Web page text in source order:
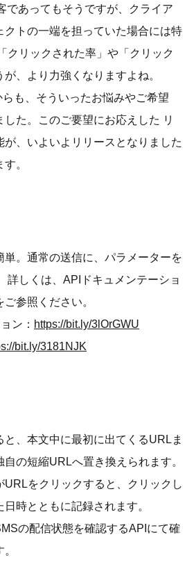
であってもそうですが、クライア
クトの一端を担っていた場合には特
クリックされた率」や「クリック
、より力強くなりますよね。
も、そういったお悩みやご希望
た。このご要望にお応えした リ
が、いよいよリリースとなりました
。
単。通常の送信に、パラメーターを
詳しくは、APIドキュメンテーショ
参照ください。
ン： https://bit.ly/3lOrGWU
bit.ly/3181NJK
と、本文中に最初に出てくるURLま
の短縮URLへ置き換えられます。
URLをクリックすると、クリックし
時とともに記録されます。
の配信状態を確認するAPIにて確